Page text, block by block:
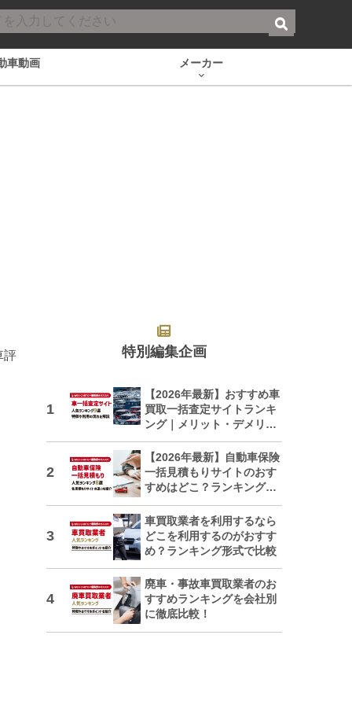
車動画 メーカー
評 特別編集企画
【2026年最新】おすすめ車
買取一括査定サイトランキ
ング｜メリット・デメリッ
トも解説
【2026年最新】自動車保険
一括見積もりサイトのおす
すめはどこ？ランキングで
車買取業者を利用するなら
どこを利用するのがおすす
め？ランキング形式で比較
廃車・事故車買取業者のお
すすめランキングを会社別
に徹底比較！